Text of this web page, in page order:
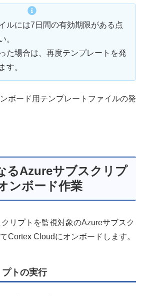
ルには7日間の有効期限がある点
。
た場合は、再度テンプレートを発
す。
ボード用テンプレートファイルの発
るAzureサブスクリプ
ンボード作業
リプトを監視対象のAzureサブスク
Cortex Cloudにオンボードします。
トの実行